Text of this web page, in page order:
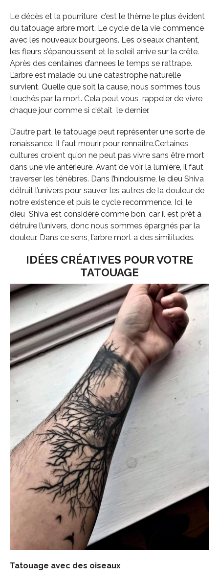
Le décès et la pourriture, c’est le thème le plus évident
du tatouage arbre mort. Le cycle de la vie commence
avec les nouveaux bourgeons. Les oiseaux chantent,
les fleurs s’épanouissent et le soleil arrive sur la crête.
Après des centaines d’annees le temps se rattrape.
L’arbre est malade ou une catastrophe naturelle
survient. Quelle que soit la cause, nous sommes tous
touchés par la mort. Cela peut vous rappeler de vivre
chaque jour comme si c’était le dernier.
D’autre part, le tatouage peut représenter une sorte de
renaissance. Il faut mourir pour rennaître.Certaines
cultures croient qu’on ne peut pas vivre sans être mort
dans une vie antérieure. Avant de voir la lumière, il faut
traverser les ténèbres. Dans l’hindouisme, le dieu Shiva
détruit l’univers pour sauver les autres de la douleur de
notre existence et puis le cycle recommence. Ici, le
dieu Shiva est considéré comme bon, car il est prêt à
détruire l’univers, donc nous sommes épargnés par la
douleur. Dans ce sens, l’arbre mort a des similitudes.
IDÉES CRÉATIVES POUR VOTRE
TATOUAGE
Tatouage avec des oiseaux